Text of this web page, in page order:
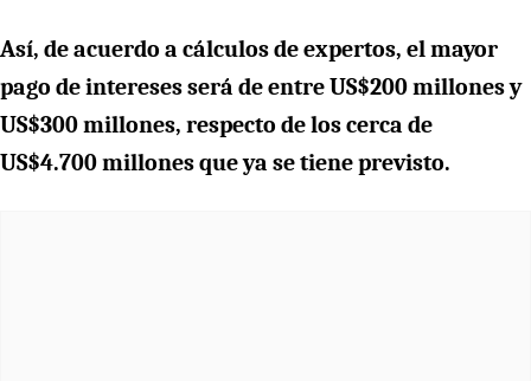
Así, de acuerdo a cálculos de expertos, el mayor
pago de intereses será de entre US$200 millones y
US$300 millones, respecto de los cerca de
US$4.700 millones que ya se tiene previsto.